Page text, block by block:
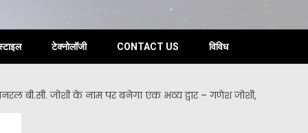
टेक्नोलॉजी CONTACT US विविध
बी.सी. जोशी के नाम पर बनेगा एक भव्य द्वार – गणेश जोशी,